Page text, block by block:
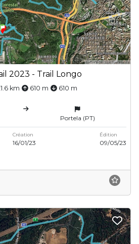
2023 - Trail Longo
km 610 m 610 m
Portela (PT)
Création
16/01/23
Édition
09/05/23